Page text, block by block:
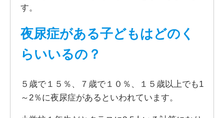
す。
夜尿症がある子どもはどのく
らいいるの？
５歳で１５％、７歳で１０％、１５歳以上でも1
～2％に夜尿症があるといわれています。